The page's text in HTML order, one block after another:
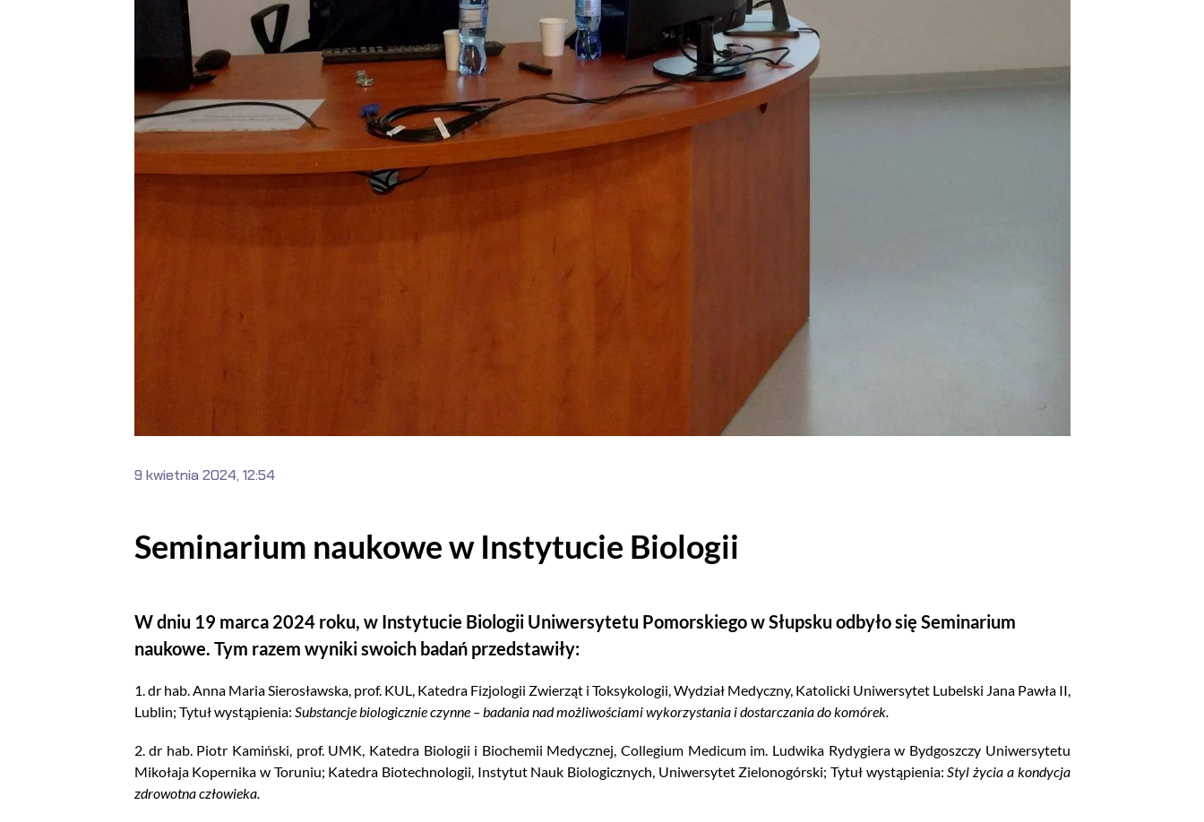
Seminarium naukowe w Instytucie Biologii
W dniu 19 marca 2024 roku, w Instytucie Biologii Uniwersytetu Pomorskiego w Słupsku odbyło się Seminarium
naukowe. Tym razem wyniki swoich badań przedstawiły:
9 kwietnia 2024, 12:54
1. dr hab. Anna Maria Sierosławska, prof. KUL, Katedra Fizjologii Zwierząt i Toksykologii, Wydział Medyczny, Katolicki Uniwersytet Lubelski Jana Pawła II,
Lublin; Tytuł wystąpienia: Substancje biologicznie czynne – badania nad możliwościami wykorzystania i dostarczania do komórek.
2. dr hab. Piotr Kamiński, prof. UMK, Katedra Biologii i Biochemii Medycznej, Collegium Medicum im. Ludwika Rydygiera w Bydgoszczy Uniwersytetu
Mikołaja Kopernika w Toruniu; Katedra Biotechnologii, Instytut Nauk Biologicznych, Uniwersytet Zielonogórski; Tytuł wystąpienia: Styl życia a kondycja
zdrowotna człowieka.